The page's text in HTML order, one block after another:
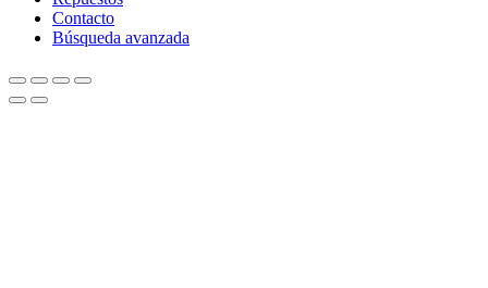
Contacto
Búsqueda avanzada